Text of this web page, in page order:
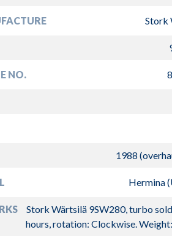
Stork
NO.
1988
Hermina
Stork Wärtsilä 9SW280, turbo
hours, rotation: Clockwise.